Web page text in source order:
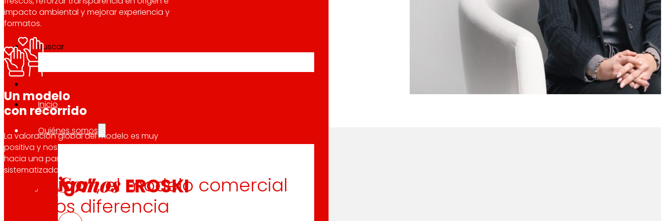
Buscar
Inicio
Quiénes somos
Somos EROSKI
impacto ambiental y mejorar experiencia y
formatos.
Un modelo
con recorrido
La valoración global del modelo es muy
positiva y nos permite seguir evolucionando
hacia una participación más visible,
sistematizada y eficiente en 2026.
“Contigo”, el modelo comercial
que nos diferencia